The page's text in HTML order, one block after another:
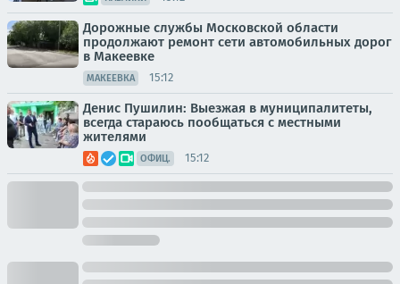
Дорожные службы Московской области
продолжают ремонт сети автомобильных дорог
в Макеевке
МАКЕЕВКА 15:12
Денис Пушилин: Выезжая в муниципалитеты,
всегда стараюсь пообщаться с местными
жителями
ОФИЦ. 15:12